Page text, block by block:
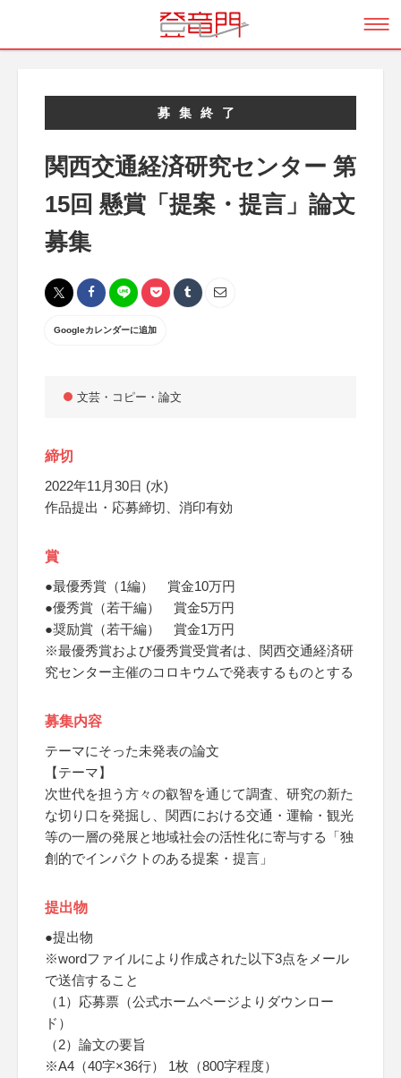
募集終了
関西交通経済研究センター 第
15回 懸賞「提案・提言」論文
募集
Googleカレンダーに追加
文芸・コピー・論文
締切
2022年11月30日 (水)
作品提出・応募締切、消印有効
賞
●最優秀賞（1編） 賞金10万円
●優秀賞（若干編） 賞金5万円
●奨励賞（若干編） 賞金1万円
※最優秀賞および優秀賞受賞者は、関西交通経済研
究センター主催のコロキウムで発表するものとする
募集内容
テーマにそった未発表の論文
【テーマ】
次世代を担う方々の叡智を通じて調査、研究の新た
な切り口を発掘し、関西における交通・運輸・観光
等の一層の発展と地域社会の活性化に寄与する「独
創的でインパクトのある提案・提言」
提出物
●提出物
※wordファイルにより作成された以下3点をメール
で送信すること
（1）応募票（公式ホームページよりダウンロー
ド）
（2）論文の要旨
※A4（40字×36行） 1枚（800字程度）